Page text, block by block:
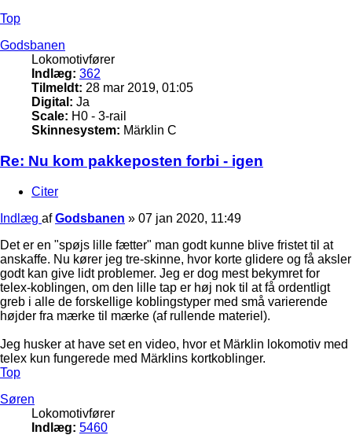
Top
Godsbanen
Lokomotivfører
Indlæg: 362
Tilmeldt: 28 mar 2019, 01:05
Digital: Ja
Scale: H0 - 3-rail
Skinnesystem: Märklin C
Re: Nu kom pakkeposten forbi - igen
Citer
Indlæg afGodsbanen » 07 jan 2020, 11:49
Det er en "spøjs lille fætter" man godt kunne blive fristet til at
anskaffe. Nu kører jeg tre-skinne, hvor korte glidere og få aksler
godt kan give lidt problemer. Jeg er dog mest bekymret for
telex-koblingen, om den lille tap er høj nok til at få ordentligt
greb i alle de forskellige koblingstyper med små varierende
højder fra mærke til mærke (af rullende materiel).
Jeg husker at have set en video, hvor et Märklin lokomotiv med
telex kun fungerede med Märklins kortkoblinger.
Top
Søren
Lokomotivfører
Indlæg: 5460